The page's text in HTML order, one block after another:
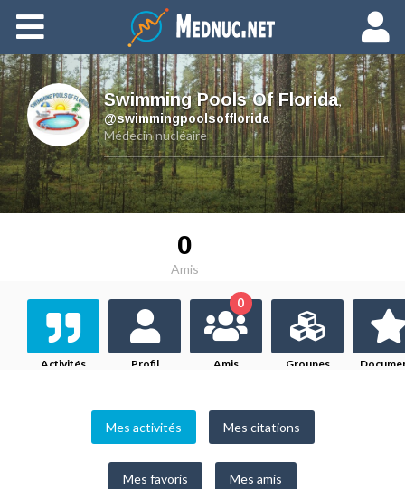
Ajouter du contenu
Swimming Pools Of Florida,
@swimmingpoolsofflorida
Médecin nucléaire
0
Amis
Activités Profil Amis
0
Groupes
Mes activités Mes citations
Mes favoris Mes amis